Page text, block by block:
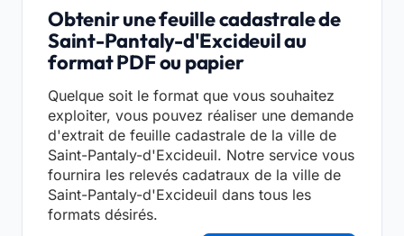
Obtenir une feuille cadastrale de
Saint-Pantaly-d'Excideuil au
format PDF ou papier
Quelque soit le format que vous souhaitez
exploiter, vous pouvez réaliser une demande
d'extrait de feuille cadastrale de la ville de
Saint-Pantaly-d'Excideuil. Notre service vous
fournira les relevés cadatraux de la ville de
Saint-Pantaly-d'Excideuil dans tous les
formats désirés.